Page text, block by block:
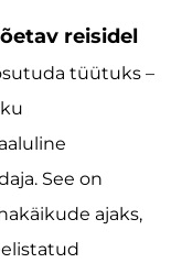
reisidel
tüütuks –
See on
ajaks,